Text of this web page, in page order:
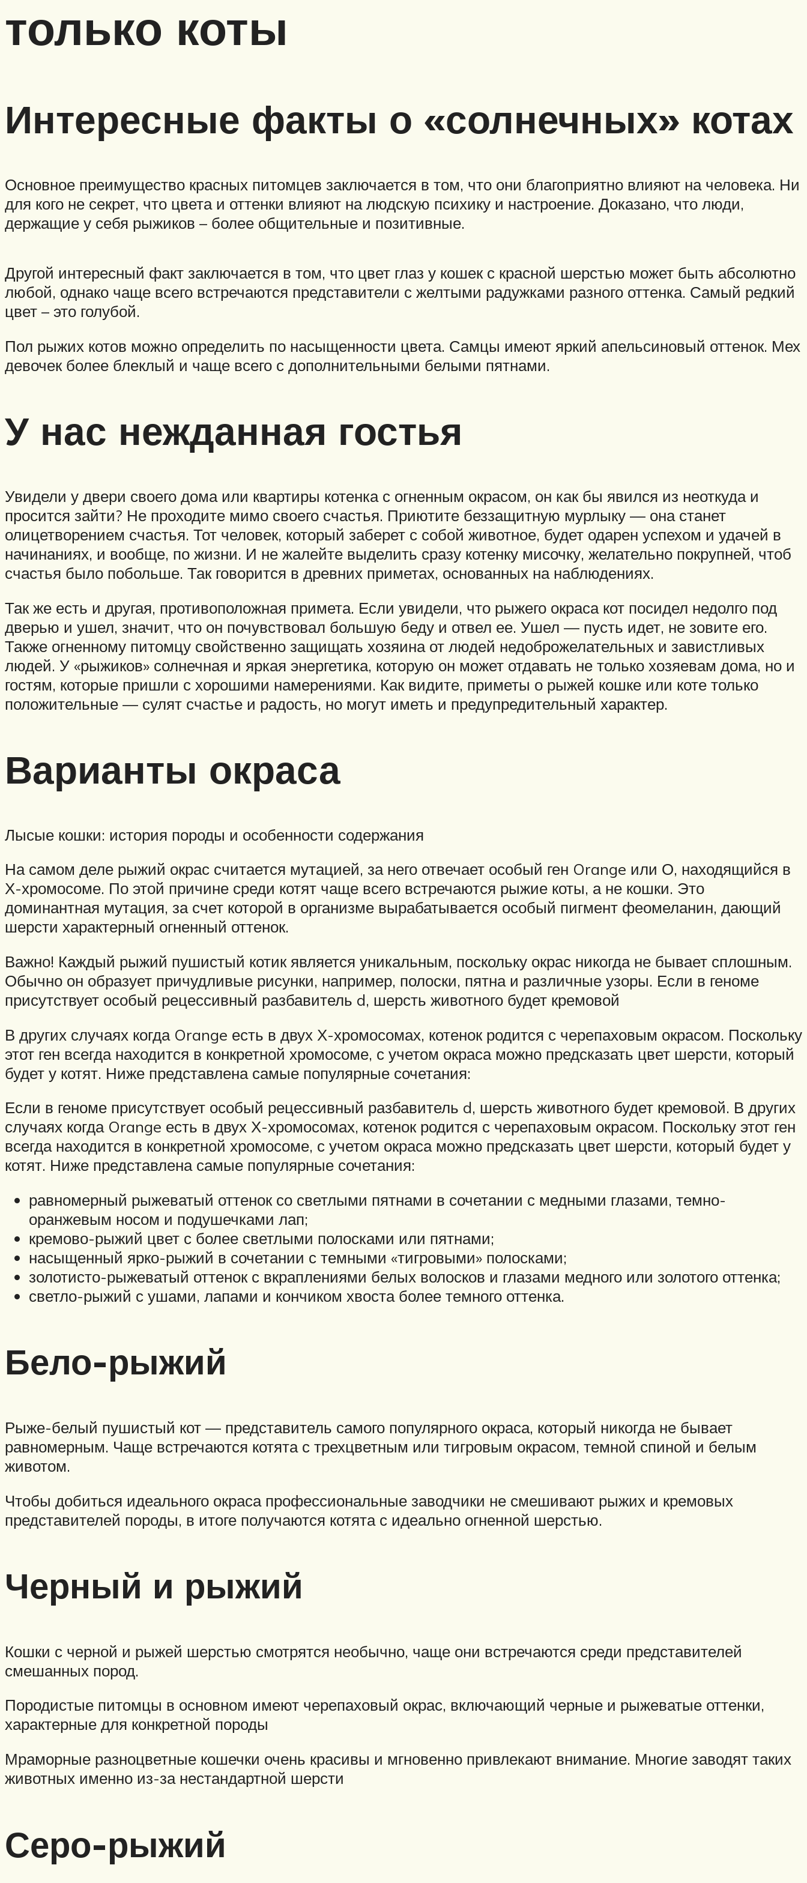
только коты
Интересные факты о «солнечных» котах
Основное преимущество красных питомцев заключается в том, что они благоприятно влияют на человека. Ни
для кого не секрет, что цвета и оттенки влияют на людскую психику и настроение. Доказано, что люди,
держащие у себя рыжиков – более общительные и позитивные.
Другой интересный факт заключается в том, что цвет глаз у кошек с красной шерстью может быть абсолютно
любой, однако чаще всего встречаются представители с желтыми радужками разного оттенка. Самый редкий
цвет – это голубой.
Пол рыжих котов можно определить по насыщенности цвета. Самцы имеют яркий апельсиновый оттенок. Мех
девочек более блеклый и чаще всего с дополнительными белыми пятнами.
У нас нежданная гостья
Увидели у двери своего дома или квартиры котенка с огненным окрасом, он как бы явился из неоткуда и
просится зайти? Не проходите мимо своего счастья. Приютите беззащитную мурлыку — она станет
олицетворением счастья. Тот человек, который заберет с собой животное, будет одарен успехом и удачей в
начинаниях, и вообще, по жизни. И не жалейте выделить сразу котенку мисочку, желательно покрупней, чтоб
счастья было побольше. Так говорится в древних приметах, основанных на наблюдениях.
Так же есть и другая, противоположная примета. Если увидели, что рыжего окраса кот посидел недолго под
дверью и ушел, значит, что он почувствовал большую беду и отвел ее. Ушел — пусть идет, не зовите его.
Также огненному питомцу свойственно защищать хозяина от людей недоброжелательных и завистливых
людей. У «рыжиков» солнечная и яркая энергетика, которую он может отдавать не только хозяевам дома, но и
гостям, которые пришли с хорошими намерениями. Как видите, приметы о рыжей кошке или коте только
положительные — сулят счастье и радость, но могут иметь и предупредительный характер.
Варианты окраса
Лысые кошки: история породы и особенности содержания
На самом деле рыжий окрас считается мутацией, за него отвечает особый ген Orange или О, находящийся в
Х-хромосоме. По этой причине среди котят чаще всего встречаются рыжие коты, а не кошки. Это
доминантная мутация, за счет которой в организме вырабатывается особый пигмент феомеланин, дающий
шерсти характерный огненный оттенок.
Важно! Каждый рыжий пушистый котик является уникальным, поскольку окрас никогда не бывает сплошным.
Обычно он образует причудливые рисунки, например, полоски, пятна и различные узоры. Если в геноме
присутствует особый рецессивный разбавитель d, шерсть животного будет кремовой
В других случаях когда Orange есть в двух Х-хромосомах, котенок родится с черепаховым окрасом. Поскольку
этот ген всегда находится в конкретной хромосоме, с учетом окраса можно предсказать цвет шерсти, который
будет у котят. Ниже представлена самые популярные сочетания:
Если в геноме присутствует особый рецессивный разбавитель d, шерсть животного будет кремовой. В других
случаях когда Orange есть в двух Х-хромосомах, котенок родится с черепаховым окрасом. Поскольку этот ген
всегда находится в конкретной хромосоме, с учетом окраса можно предсказать цвет шерсти, который будет у
котят. Ниже представлена самые популярные сочетания:
равномерный рыжеватый оттенок со светлыми пятнами в сочетании с медными глазами, темно-
оранжевым носом и подушечками лап;
кремово-рыжий цвет с более светлыми полосками или пятнами;
насыщенный ярко-рыжий в сочетании с темными «тигровыми» полосками;
золотисто-рыжеватый оттенок с вкраплениями белых волосков и глазами медного или золотого оттенка;
светло-рыжий с ушами, лапами и кончиком хвоста более темного оттенка.
Бело-рыжий
Рыже-белый пушистый кот — представитель самого популярного окраса, который никогда не бывает
равномерным. Чаще встречаются котята с трехцветным или тигровым окрасом, темной спиной и белым
животом.
Чтобы добиться идеального окраса профессиональные заводчики не смешивают рыжих и кремовых
представителей породы, в итоге получаются котята с идеально огненной шерстью.
Черный и рыжий
Кошки с черной и рыжей шерстью смотрятся необычно, чаще они встречаются среди представителей
смешанных пород.
Породистые питомцы в основном имеют черепаховый окрас, включающий черные и рыжеватые оттенки,
характерные для конкретной породы
Мраморные разноцветные кошечки очень красивы и мгновенно привлекают внимание. Многие заводят таких
животных именно из-за нестандартной шерсти
Серо-рыжий